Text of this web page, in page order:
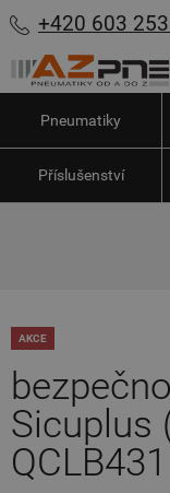
+420 603
Pneumatiky
Příslušenství
AKCE
Sicuplus
QCLB431